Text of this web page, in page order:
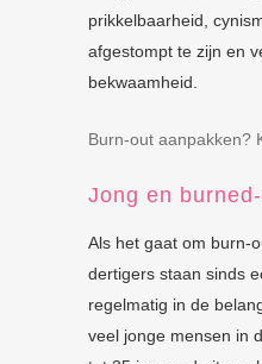
prikkelbaarheid,
afgestompt te zijn en
bekwaamheid.
Burn-out aanpakken?
Jong en
Als het gaat om burn-
dertigers staan sinds
regelmatig in de
veel jonge mensen in